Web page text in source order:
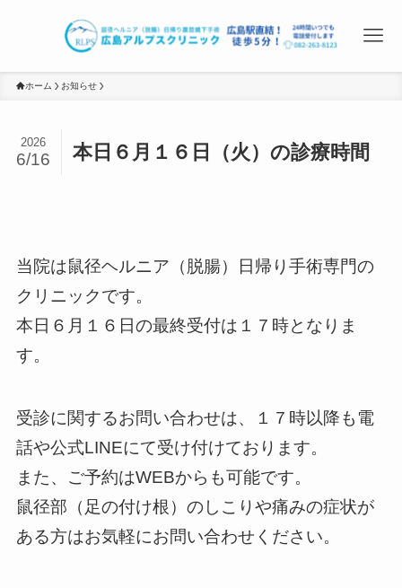
ホーム お知らせ
本日６月１６日（火）の診療時間
2026
6/16
当院は鼠径ヘルニア（脱腸）日帰り手術専門の
クリニックです。
本日６月１６日の最終受付は１７時となりま
す。
受診に関するお問い合わせは、１７時以降も電
話や公式LINEにて受け付けております。
また、ご予約はWEBからも可能です。
鼠径部（足の付け根）のしこりや痛みの症状が
ある方はお気軽にお問い合わせください。